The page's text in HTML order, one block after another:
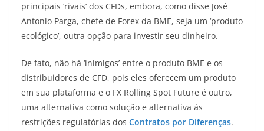
principais ‘rivais’ dos CFDs, embora, como disse José
Antonio Parga, chefe de Forex da BME, seja um ‘produto
ecológico’, outra opção para investir seu dinheiro.
De fato, não há ‘inimigos’ entre o produto BME e os
distribuidores de CFD, pois eles oferecem um produto
em sua plataforma e o FX Rolling Spot Future é outro,
uma alternativa como solução e alternativa às
restrições regulatórias dos Contratos por Diferenças.